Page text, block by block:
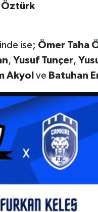
Öztürk
ise; Ömer Taha
, Yusuf Tunçer,
Akyol ve Batuhan